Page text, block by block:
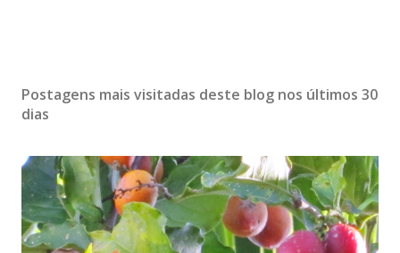
Postagens mais visitadas deste blog nos últimos 30
dias